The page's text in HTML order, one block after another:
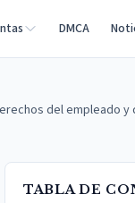
DMCA
del empleado
TABLA DE